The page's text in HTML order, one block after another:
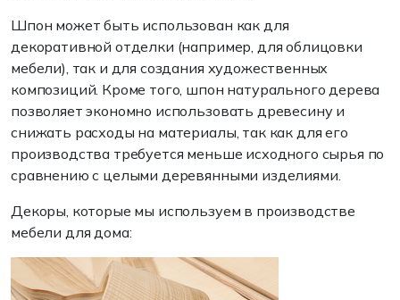
Шпон может быть использован как для
декоративной отделки (например, для облицовки
мебели), так и для создания художественных
композиций. Кроме того, шпон натурального дерева
позволяет экономно использовать древесину и
снижать расходы на материалы, так как для его
производства требуется меньше исходного сырья по
сравнению с целыми деревянными изделиями.
Декоры, которые мы используем в производстве
мебели для дома: